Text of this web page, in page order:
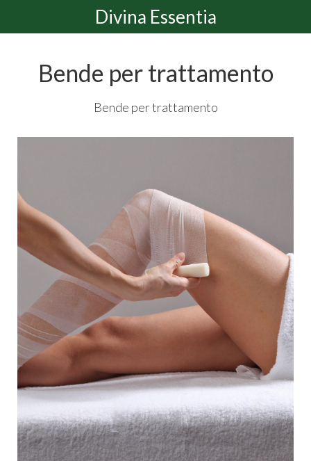
Divina Essentia
Bende per trattamento
Bende per trattamento